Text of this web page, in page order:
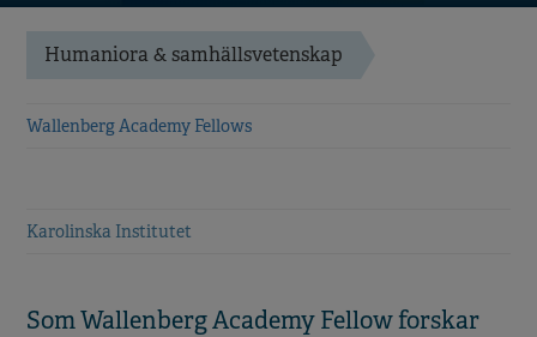
Humaniora & samhällsvetenskap
Wallenberg Academy Fellows
Karolinska Institutet
Som Wallenberg Academy Fellow forskar